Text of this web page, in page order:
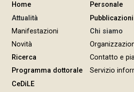
Home
Attualità
Manifestazioni
Novità
Ricerca
Programma dottorale
CeDiLE
Personale
Pubblicazioni
Chi siamo
Contatto e
Servizio